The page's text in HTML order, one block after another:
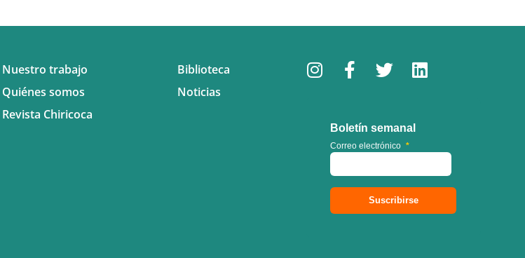
Nuestro trabajo
Quiénes somos
Revista Chiricoca
Biblioteca
Noticias
Boletín semanal
Correo electrónico *